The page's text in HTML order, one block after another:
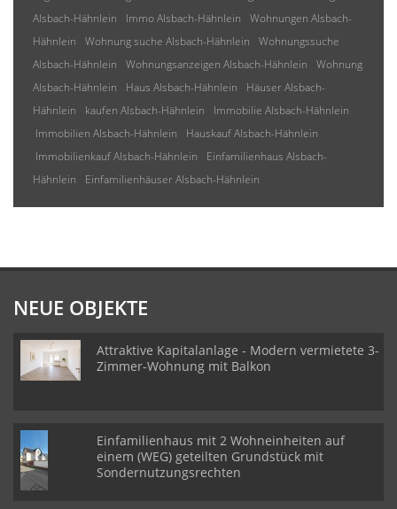
Alsbach-Hähnlein
Immo Alsbach-Hähnlein
Wohnungen Alsbach-
Hähnlein
Wohnung suche Alsbach-Hähnlein
Wohnungssuche
Alsbach-Hähnlein
Wohnungsanzeigen Alsbach-Hähnlein
Wohnung
Alsbach-Hähnlein
Haus Alsbach-Hähnlein
Häuser Alsbach-
Hähnlein
kaufen Alsbach-Hähnlein
Immobilie Alsbach-Hähnlein
Immobilien Alsbach-Hähnlein
Hauskauf Alsbach-Hähnlein
Immobilienkauf Alsbach-Hähnlein
Einfamilienhaus Alsbach-
Hähnlein
Einfamilienhäuser Alsbach-Hähnlein
NEUE OBJEKTE
Attraktive Kapitalanlage - Modern vermietete 3-
Zimmer-Wohnung mit Balkon
Einfamilienhaus mit 2 Wohneinheiten auf
einem (WEG) geteilten Grundstück mit
Sondernutzungsrechten